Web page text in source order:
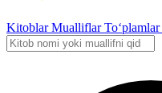
KitoblarMualliflarTo‘plamlar